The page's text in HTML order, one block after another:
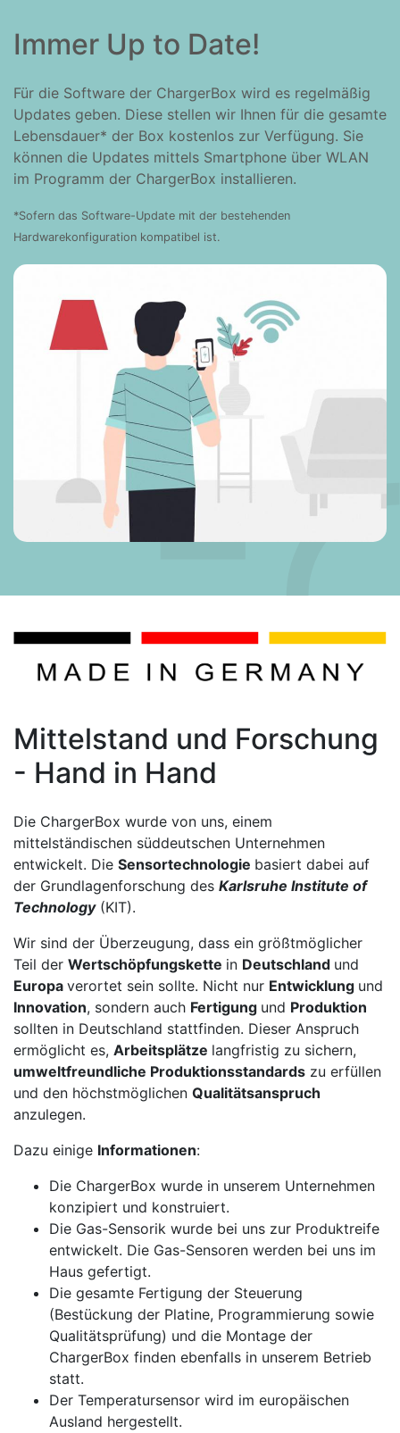
Immer Up to Date!
Für die Software der ChargerBox wird es regelmäßig
Updates geben. Diese stellen wir Ihnen für die gesamte
Lebensdauer* der Box kostenlos zur Verfügung. Sie
können die Updates mittels Smartphone über WLAN
im Programm der ChargerBox installieren.
*Sofern das Software-Update mit der bestehenden
Hardwarekonfiguration kompatibel ist.
Mittelstand und Forschung
- Hand in Hand
Die ChargerBox wurde von uns, einem
mittelständischen süddeutschen Unternehmen
entwickelt. Die Sensortechnologie basiert dabei auf
der Grundlagenforschung des Karlsruhe Institute of
Technology(KIT).
Wir sind der Überzeugung, dass ein größtmöglicher
Teil der Wertschöpfungskette in Deutschland und
Europa verortet sein sollte. Nicht nur Entwicklung und
Innovation, sondern auch Fertigung und Produktion
sollten in Deutschland stattfinden. Dieser Anspruch
ermöglicht es, Arbeitsplätze langfristig zu sichern,
umweltfreundliche Produktionsstandards zu erfüllen
und den höchstmöglichen Qualitätsanspruch
anzulegen.
Dazu einige Informationen:
Die ChargerBox wurde in unserem Unternehmen
konzipiert und konstruiert.
Die Gas-Sensorik wurde bei uns zur Produktreife
entwickelt. Die Gas-Sensoren werden bei uns im
Haus gefertigt.
Die gesamte Fertigung der Steuerung
(Bestückung der Platine, Programmierung sowie
Qualitätsprüfung) und die Montage der
ChargerBox finden ebenfalls in unserem Betrieb
statt.
Der Temperatursensor wird im europäischen
Ausland hergestellt.